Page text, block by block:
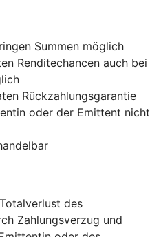
Summen möglich
Renditechancen auch bei
Rückzahlungsgarantie
oder der Emittent nicht
des
Zahlungsverzug und